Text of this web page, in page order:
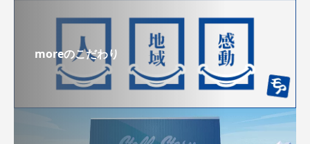
moreのこだわり